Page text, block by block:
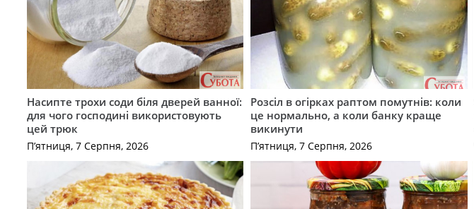
Насипте трохи соди біля дверей ванної:
для чого господині використовують
цей трюк
П’ятниця, 7 Серпня, 2026
Розсіл в огірках раптом помутнів: коли
це нормально, а коли банку краще
викинути
П’ятниця, 7 Серпня, 2026